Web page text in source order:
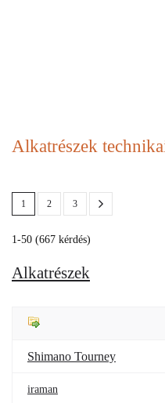
Alkatrészek
1 2 3
1-50 (667 kérdés)
Alkatrészek
Shimano Tourney
iraman